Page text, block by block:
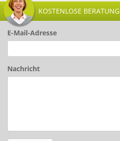
KOSTENLOSE BERATUNG
E-Mail-Adresse
Nachricht